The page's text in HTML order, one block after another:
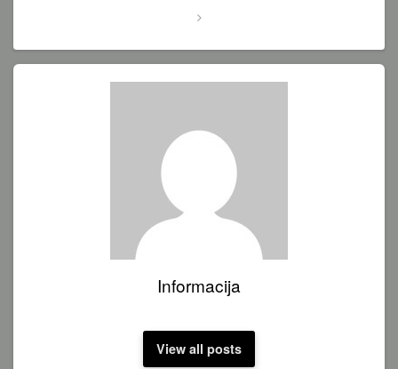
Informacija
View all posts